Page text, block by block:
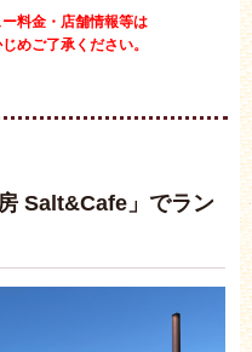
料金・店舗情報等は
めご了承ください。
Salt&Cafe」でラン